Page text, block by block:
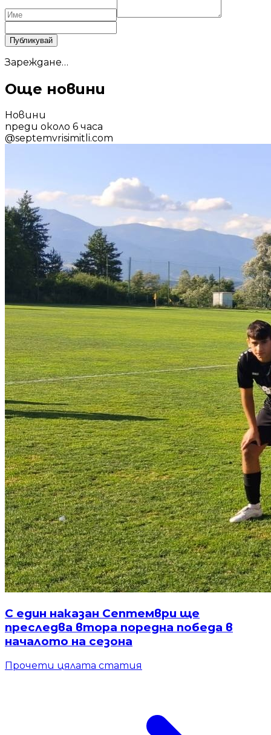
Публикувай
Зареждане…
Още новини
Новини
преди около 6 часа
@septemvrisimitli.com
С един наказан Септември ще
преследва втора поредна победа в
началото на сезона
Прочети цялата статия